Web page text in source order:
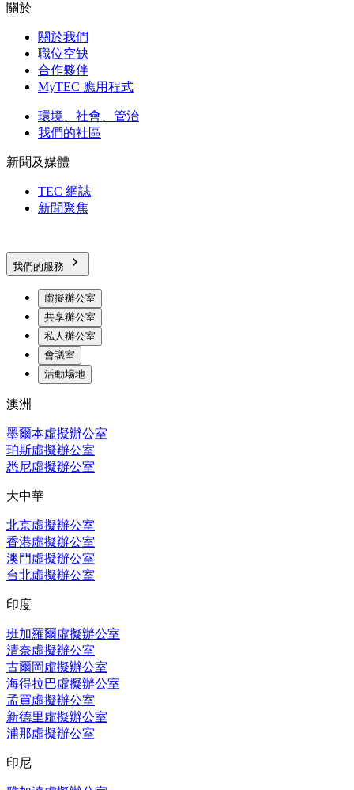
關於
關於我們
職位空缺
合作夥伴
MyTEC 應用程式
環境、社會、管治
我們的社區
新聞及媒體
TEC 網誌
新聞聚焦
我們的服務
虛擬辦公室
共享辦公室
私人辦公室
會議室
活動場地
澳洲
墨爾本虛擬辦公室
珀斯虛擬辦公室
悉尼虛擬辦公室
大中華
北京虛擬辦公室
香港虛擬辦公室
澳門虛擬辦公室
台北虛擬辦公室
印度
班加羅爾虛擬辦公室
清奈虛擬辦公室
古爾岡虛擬辦公室
海得拉巴虛擬辦公室
孟買虛擬辦公室
新德里虛擬辦公室
浦那虛擬辦公室
印尼